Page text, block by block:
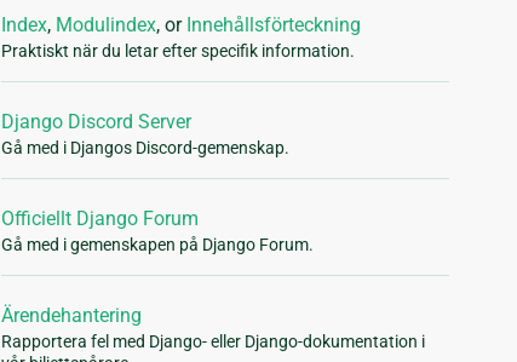
Index, Modulindex, or Innehållsförteckning
Praktiskt när du letar efter specifik information.
Django Discord Server
Gå med i Djangos Discord-gemenskap.
Officiellt Django Forum
Gå med i gemenskapen på Django Forum.
Ärendehantering
Rapportera fel med Django- eller Django-dokumentation i